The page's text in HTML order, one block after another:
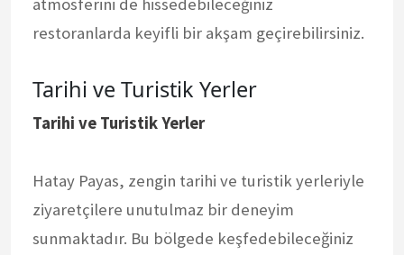
restoranlarda keyifli bir akşam geçirebilirsiniz.
Tarihi ve Turistik Yerler
Tarihi ve Turistik Yerler
Hatay Payas, zengin tarihi ve turistik yerleriyle
ziyaretçilere unutulmaz bir deneyim
sunmaktadır. Bu bölgede keşfedebileceğiniz